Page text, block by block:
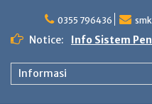
0355 796436
Notice: Info Sistem
Informasi